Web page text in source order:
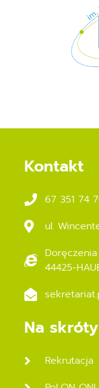
Kontakt
67 351 74
ul.
44425-
Na skróty
Rekrutacja